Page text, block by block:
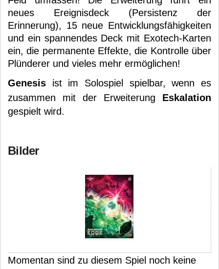
neues Ereignisdeck (Persistenz der
Erinnerung), 15 neue Entwicklungsfähigkeiten
und ein spannendes Deck mit Exotech-Karten
ein, die permanente Effekte, die Kontrolle über
Plünderer und vieles mehr ermöglichen!
Genesis ist im Solospiel spielbar, wenn es
zusammen mit der Erweiterung Eskalation
gespielt wird.
Bilder
Momentan sind zu diesem Spiel noch keine